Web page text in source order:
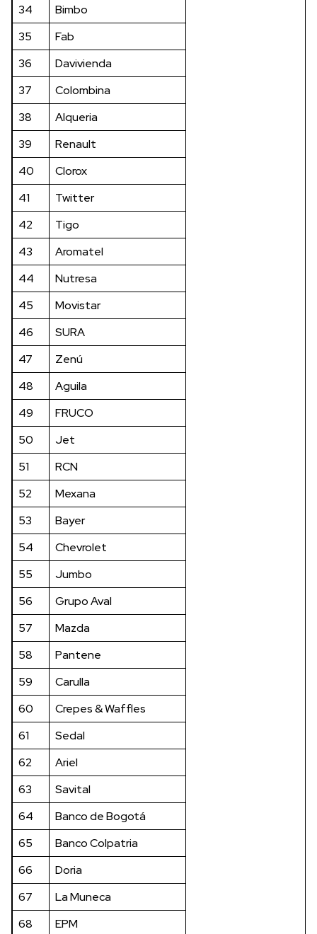
34
Bimbo
35
Fab
36
Davivienda
37
Colombina
38
Alqueria
39
Renault
40
Clorox
41
Twitter
42
Tigo
43
Aromatel
44
Nutresa
45
Movistar
46
SURA
47
Zenú
48
Aguila
49
FRUCO
50
Jet
51
RCN
52
Mexana
53
Bayer
54
Chevrolet
55
Jumbo
56
Grupo Aval
57
Mazda
58
Pantene
59
Carulla
60
Crepes & Waffles
61
Sedal
62
Ariel
63
Savital
64
Banco de Bogotá
65
Banco Colpatria
66
Doria
67
La Muneca
68
EPM